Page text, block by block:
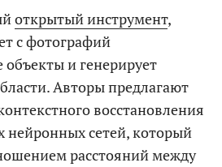
открытый инструмент,
с фотографий
и генерирует
Авторы предлагают
восстановления
нейронных сетей, который
расстояний между